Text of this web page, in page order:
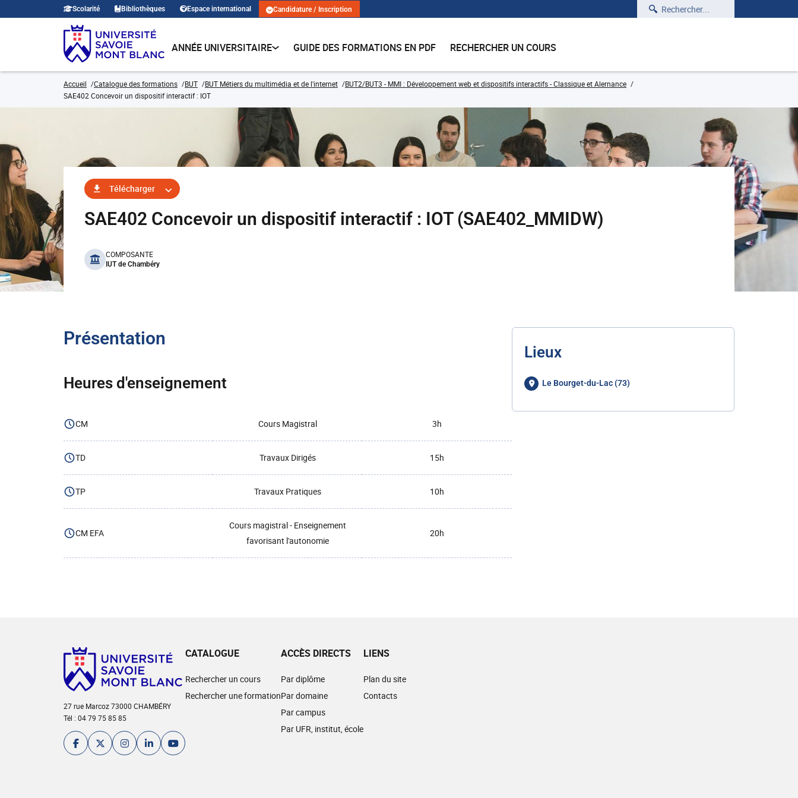
Scolarité Bibliothèques Espace international Candidature / Inscription Rechercher
ANNÉE UNIVERSITAIRE GUIDE DES FORMATIONS EN PDF RECHERCHER UN COURS
Accueil Catalogue des formations BUT BUT Métiers du multimédia et de l'internet
BUT2/BUT3 - MMI : Développement web et dispositifs interactifs - Classique et Alernance
SAE402 Concevoir un dispositif interactif : IOT
Télécharger
SAE402 Concevoir un dispositif interactif : IOT (SAE402_MMIDW)
benefits
COMPOSANTE
IUT de Chambéry
Présentation
Heures d'enseignement
CM Cours Magistral 3h
TD Travaux Dirigés 15h
TP Travaux Pratiques 10h
CM EFA
Cours magistral - Enseignement
favorisant l'autonomie
20h
Lieux
Le Bourget-du-Lac (73)
27 rue Marcoz 73000 CHAMBÉRY
Tél : 04 79 75 85 85
CATALOGUE
Rechercher un cours
Rechercher une formation
ACCÈS DIRECTS
Par diplôme
Par domaine
Par campus
Par UFR, institut, école
LIENS
Plan du site
Contacts